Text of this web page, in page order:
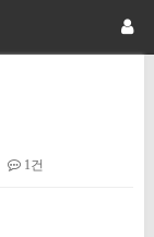
1건